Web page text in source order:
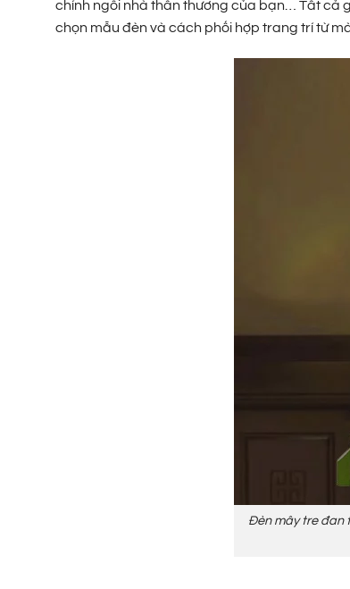
chính ngôi nhà thân thương của bạn… Tất cả
chọn mẫu đèn và cách phối hợp trang trí từ
Đèn mây tre đan